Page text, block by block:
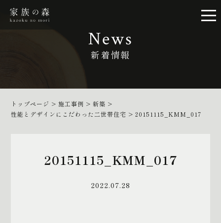
News
新着情報
トップページ >施工事例 >新築 >
性能とデザインにこだわった二世帯住宅 >20151115_KMM_017
20151115_KMM_017
2022.07.28